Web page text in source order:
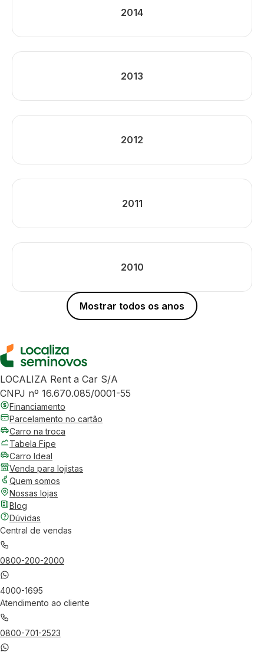
2014
2013
2012
2011
2010
Mostrar todos os anos
LOCALIZA Rent a Car S/A
CNPJ nº 16.670.085/0001-55
Financiamento
Parcelamento no cartão
Carro na troca
Tabela Fipe
Carro Ideal
Venda para lojistas
Quem somos
Nossas lojas
Blog
Dúvidas
Central de vendas
0800-200-2000
4000-1695
Atendimento ao cliente
0800-701-2523